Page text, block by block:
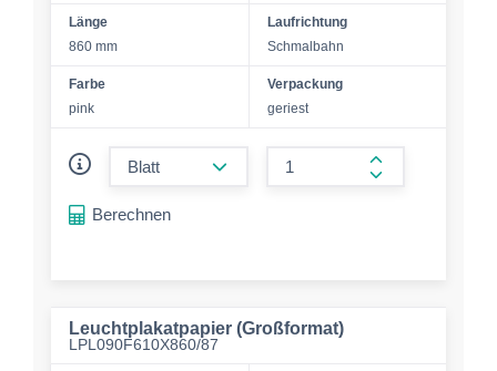
Länge
860 mm
Laufrichtung
Schmalbahn
Farbe
pink
Verpackung
geriest
form.increase-
Berechnen
Leuchtplakatpapier (Großformat)
LPL090F610X860/87